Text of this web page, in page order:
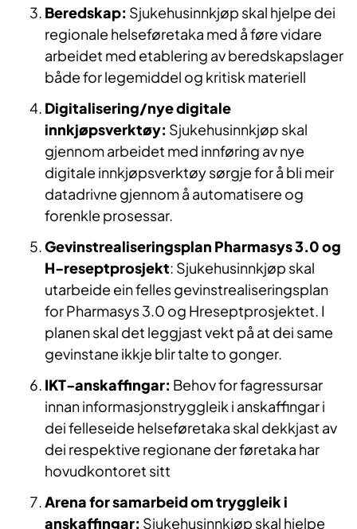
Beredskap: Sjukehusinnkjøp skal hjelpe dei
regionale helseføretaka med å føre vidare
arbeidet med etablering av beredskapslager
både for legemiddel og kritisk materiell
Digitalisering/nye digitale
innkjøpsverktøy: Sjukehusinnkjøp skal
gjennom arbeidet med innføring av nye
digitale innkjøpsverktøy sørgje for å bli meir
datadrivne gjennom å automatisere og
forenkle prosessar.
Gevinstrealiseringsplan Pharmasys 3.0 og
H-reseptprosjekt: Sjukehusinnkjøp skal
utarbeide ein felles gevinstrealiseringsplan
for Pharmasys 3.0 og Hreseptprosjektet. I
planen skal det leggjast vekt på at dei same
gevinstane ikkje blir talte to gonger.
IKT-anskaffingar: Behov for fagressursar
innan informasjonstryggleik i anskaffingar i
dei felleseide helseføretaka skal dekkjast av
dei respektive regionane der føretaka har
hovudkontoret sitt
Arena for samarbeid om tryggleik i
anskaffingar: Sjukehusinnkjøp skal hjelpe